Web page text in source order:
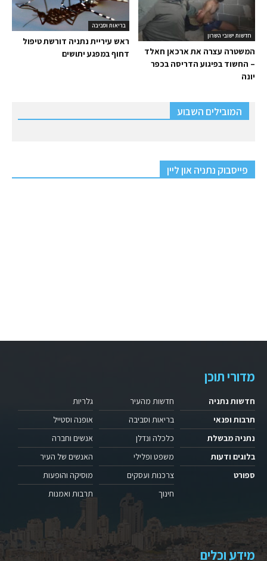
בריאות וסביבה
ראש עיריית נתניה דורשת טיפול
דחוף במפגע יתושים
חדשות ישובי השרון
המשטרה עצרה את ארכאן חאלד
– החשוד בפיגוע הדריסה בכפר
יונה
המובילים השבוע
פייסבוק נתניה און ליין
מדורי תוכן
חדשות נתניה
תרבות ופנאי
נתניה מבשלת
בלוגים ודעות
ספורט
חדשות מהעיר
בריאות וסביבה
כלכלה ונדלן
משפט ופלילי
צרכנות ועסקים
חינוך
גלריות
אופנה וסטייל
אנשים וחברה
האנשים של העיר
מוסיקה והופעות
תרבות ואמנות
מידע וכלים